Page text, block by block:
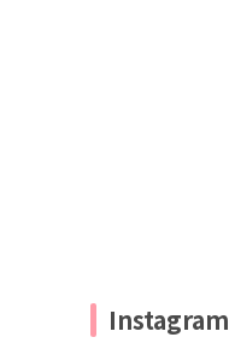
Instagram